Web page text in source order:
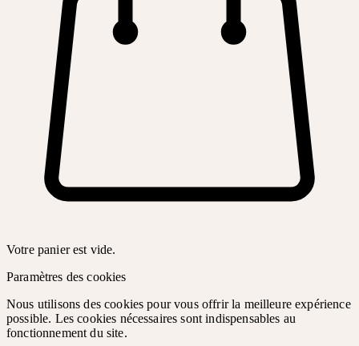
Votre panier est vide.
Paramètres des cookies
Nous utilisons des cookies pour vous offrir la meilleure expérience
possible. Les cookies nécessaires sont indispensables au
fonctionnement du site.